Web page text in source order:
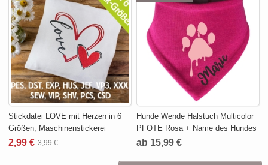
Stickdatei LOVE mit Herzen in 6
Größen, Maschinenstickerei
2,99 € 3,99 €
Hunde Wende Halstuch Multicolor
PFOTE Rosa + Name des Hundes
ab 15,99 €